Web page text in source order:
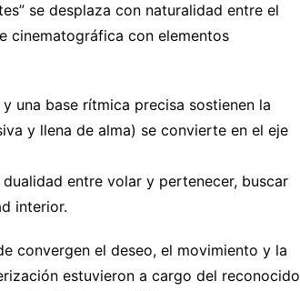
se desplaza con naturalidad entre el
cinematográfica con elementos
una base rítmica precisa sostienen la
y llena de alma) se convierte en el eje
entre volar y pertenecer, buscar
interior.
convergen el deseo, el movimiento y la
estuvieron a cargo del reconocido